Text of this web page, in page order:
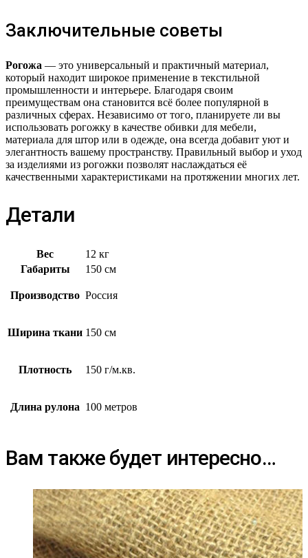
Заключительные советы
Рогожа — это универсальный и практичный материал,
который находит широкое применение в текстильной
промышленности и интерьере. Благодаря своим
преимуществам она становится всё более популярной в
различных сферах. Независимо от того, планируете ли вы
использовать рогожку в качестве обивки для мебели,
материала для штор или в одежде, она всегда добавит уют и
элегантность вашему пространству. Правильный выбор и уход
за изделиями из рогожки позволят наслаждаться её
качественными характеристиками на протяжении многих лет.
Детали
Вес
12 кг
Габариты
150 см
Производство Россия
Ширина ткани 150 см
Плотность 150 г/м.кв.
Длина рулона 100 метров
Вам также будет интересно…